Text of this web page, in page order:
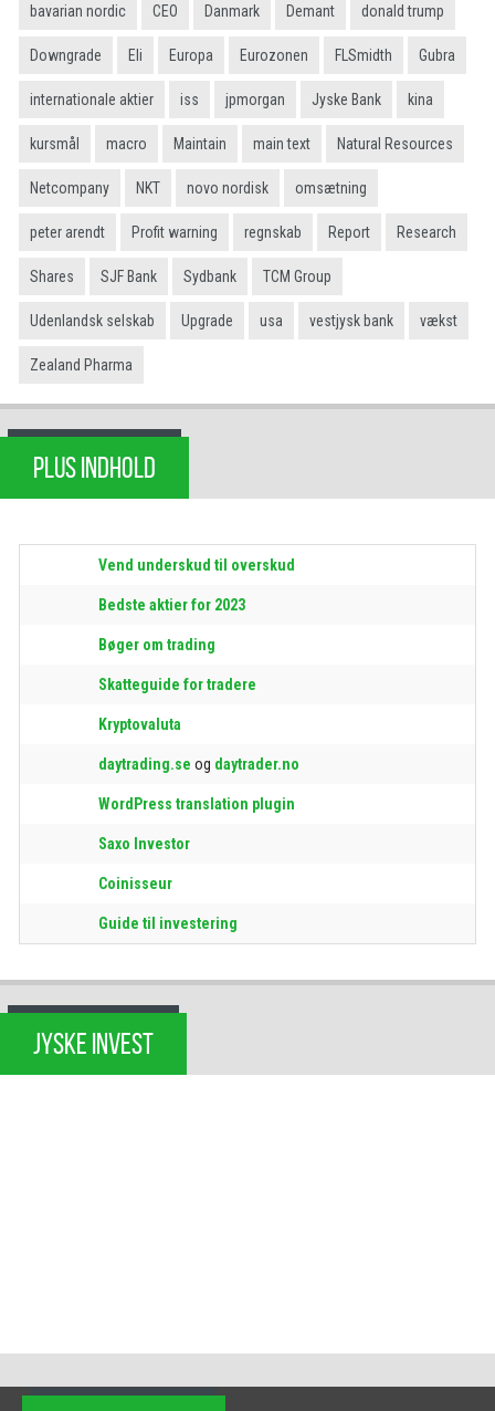
bavarian nordic CEO Danmark Demant donald trump
Downgrade Eli Europa Eurozonen FLSmidth Gubra
internationale aktier iss jpmorgan Jyske Bank kina
kursmål macro Maintain main text Natural Resources
Netcompany NKT novo nordisk omsætning
peter arendt Profit warning regnskab Report Research
Shares SJF Bank Sydbank TCM Group
Udenlandsk selskab Upgrade usa vestjysk bank vækst
Zealand Pharma
PLUS INDHOLD
Vend underskud til overskud
Bedste aktier for 2023
Bøger om trading
Skatteguide for tradere
Kryptovaluta
daytrading.se og daytrader.no
WordPress translation plugin
Saxo Investor
Coinisseur
Guide til investering
JYSKE INVEST